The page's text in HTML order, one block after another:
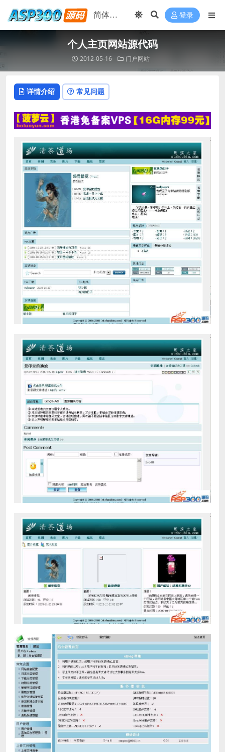
登录
个人主页网站源代码
2012-05-16 门户网站
详情介绍 常见问题